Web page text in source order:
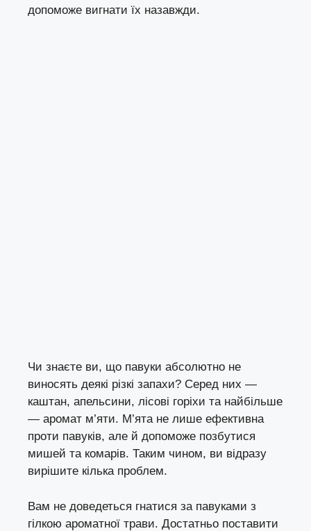
допоможе вигнати їх назавжди.
Чи знаєте ви, що павуки абсолютно не
виносять деякі різкі запахи? Серед них —
каштан, апельсини, лісові горіхи та найбільше
— аромат м’яти. М’ята не лише ефективна
проти павуків, але й допоможе позбутися
мишей та комарів. Таким чином, ви відразу
вирішите кілька проблем.
Вам не доведеться гнатися за павуками з
гілкою ароматної трави. Достатньо поставити